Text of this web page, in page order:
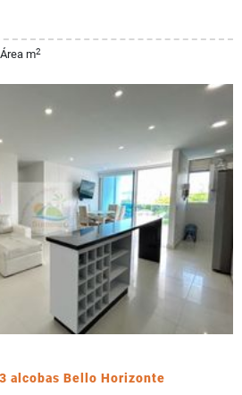
m2
alcobas Bello Horizonte